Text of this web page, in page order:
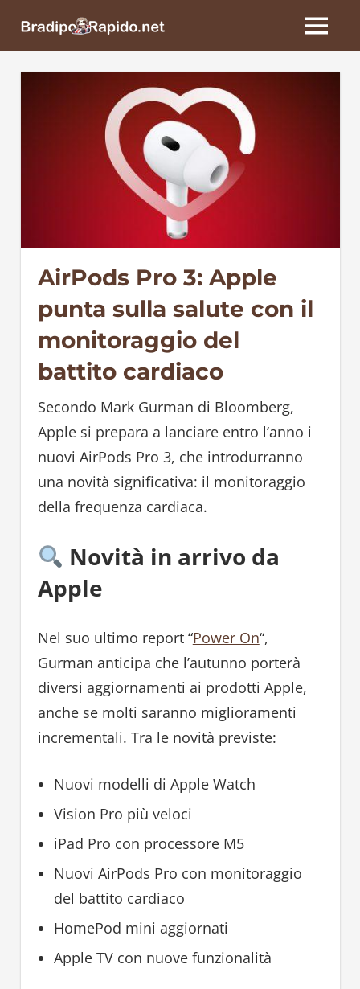
BradipoRapido.net
MENU
AirPods Pro 3: Apple
punta sulla salute con il
monitoraggio del
battito cardiaco
Secondo Mark Gurman di Bloomberg,
Apple si prepara a lanciare entro l’anno i
nuovi AirPods Pro 3, che introdurranno
una novità significativa: il monitoraggio
della frequenza cardiaca.
Novità in arrivo da
Apple
Nel suo ultimo report “Power On“,
Gurman anticipa che l’autunno porterà
diversi aggiornamenti ai prodotti Apple,
anche se molti saranno miglioramenti
incrementali. Tra le novità previste:
Nuovi modelli di Apple Watch
Vision Pro più veloci
iPad Pro con processore M5
Nuovi AirPods Pro con monitoraggio
del battito cardiaco
HomePod mini aggiornati
Apple TV con nuove funzionalità